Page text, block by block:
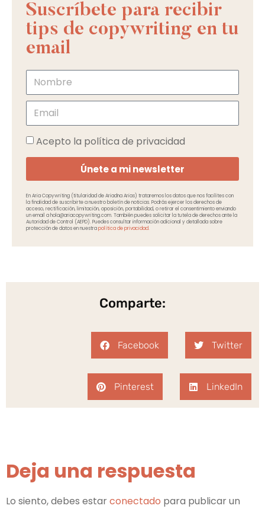
Suscríbete para recibir
tips de copywriting en tu
email
Acepto la política de privacidad
Únete a mi newsletter
En Aria Copywriting (titularidad de Ariadna Arias) trataremos los datos que nos facilites con
la finalidad de suscribirte a nuestro boletín de noticias. Podrás ejercer los derechos de
acceso, rectificación, limitación, oposición, portabilidad, o retirar el consentimiento enviando
un email a hola@ariacopywriting.com. También puedes solicitar la tutela de derechos ante la
Autoridad de Control (AEPD). Puedes consultar información adicional y detallada sobre
protección de datos en nuestrapolítica de privacidad.
Comparte:
Facebook Twitter
Pinterest LinkedIn
Deja una respuesta
Lo siento, debes estarconectado para publicar un